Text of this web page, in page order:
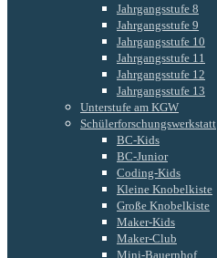
Jahrgangsstufe 8
Jahrgangsstufe 9
Jahrgangsstufe 10
Jahrgangsstufe 11
Jahrgangsstufe 12
Jahrgangsstufe 13
Unterstufe am KGW
Schülerforschungswerkstatt
BC-Kids
BC-Junior
Coding-Kids
Kleine Knobelkiste
Große Knobelkiste
Maker-Kids
Maker-Club
Mini-Bauernhof